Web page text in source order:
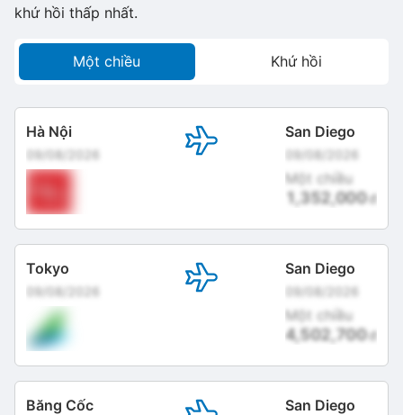
khứ hồi thấp nhất.
Một chiều Khứ hồi
Hà Nội
09/08/2026
San Diego
09/08/2026
Một chiều
1,352,000đ
Tokyo
09/08/2026
San Diego
09/08/2026
Một chiều
4,502,700đ
Băng Cốc San Diego